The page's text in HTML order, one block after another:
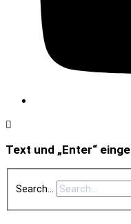
Text und „Enter“
Search...